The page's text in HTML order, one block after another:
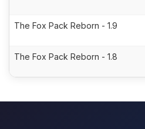
The Fox Pack Reborn - 1.9
The Fox Pack Reborn - 1.8